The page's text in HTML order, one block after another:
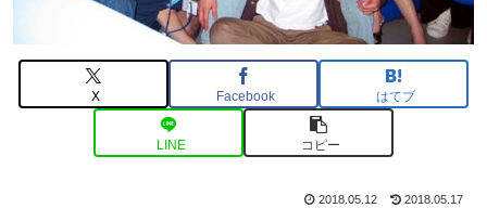
X Facebook はてブ
LINE コピー
2018.05.12 2018.05.17